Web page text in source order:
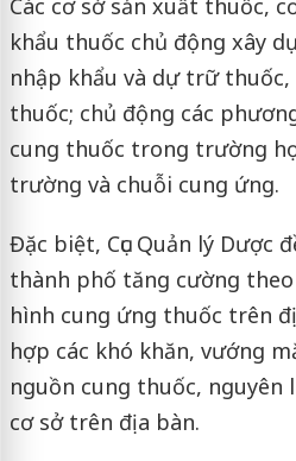
khẩu thuốc chủ động xây
nhập khẩu và dự trữ thuốc,
thuốc; chủ động các
cung thuốc trong trường
trường và chuỗi cung ứng.
Đặc biệt, Cục Quản lý Dược
thành phố tăng cường
hình cung ứng thuốc trên
hợp các khó khăn, vướng
nguồn cung thuốc, nguyên
cơ sở trên địa bàn.